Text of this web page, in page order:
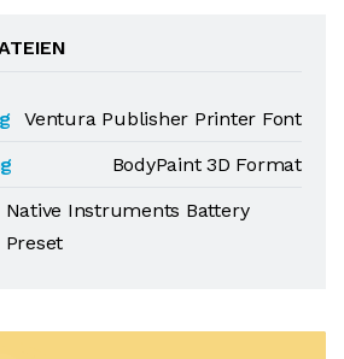
Ventura Publisher Printer Font
BodyPaint 3D Format
Native Instruments Battery
Preset